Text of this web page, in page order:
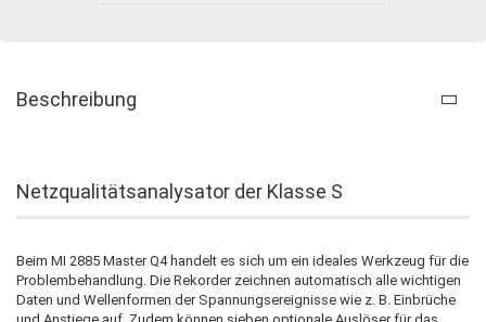
Beschreibung
Netzqualitätsanalysator der Klasse S
Beim MI 2885 Master Q4 handelt es sich um ein ideales Werkzeug für die
Problembehandlung. Die Rekorder zeichnen automatisch alle wichtigen
Daten und Wellenformen der Spannungsereignisse wie z. B. Einbrüche